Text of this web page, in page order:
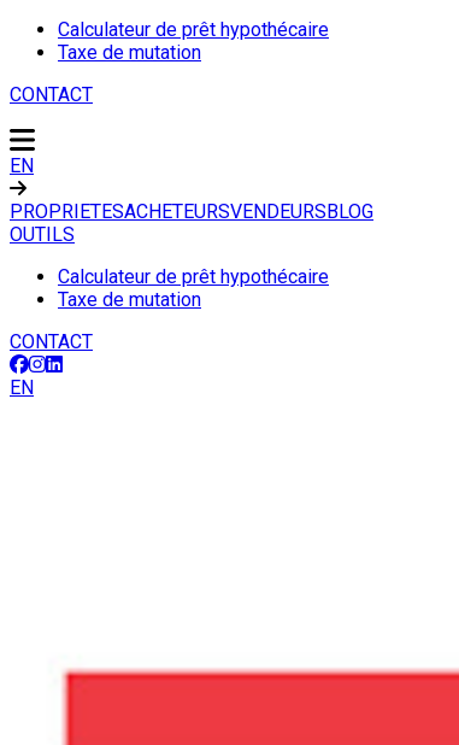
Calculateur de prêt hypothécaire
Taxe de mutation
CONTACT
EN
PROPRIETESACHETEURSVENDEURSBLOG
OUTILS
Calculateur de prêt hypothécaire
Taxe de mutation
CONTACT
EN